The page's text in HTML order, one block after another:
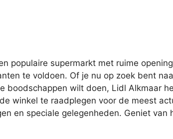
populaire supermarkt met ruime
te voldoen. Of je nu op zoek bent
boodschappen wilt doen, Lidl Alkmaar
winkel te raadplegen voor de meest
en speciale gelegenheden. Geniet van